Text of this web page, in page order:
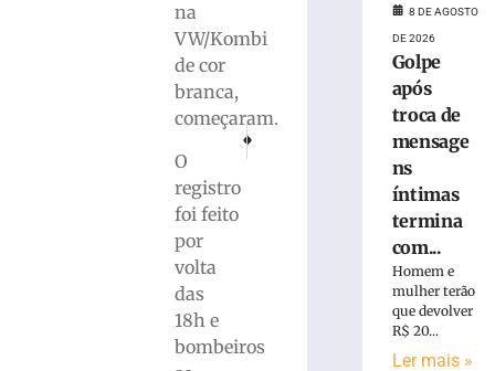
na
VW/Kombi
de cor
branca,
começaram.
O
registro
foi feito
por
volta
das
18h e
bombeiros
Falta de árbitros no Parajasc motiva
PRÓXIMO
Mulher é atropelada no bairro Bateas, em
atropelado
Bento
8 DE AGOSTO
DE 2026
Golpe
após
troca de
mensage
ns
íntimas
termina
com...
Homem e
mulher terão
que devolver
R$ 20...
Ler mais »